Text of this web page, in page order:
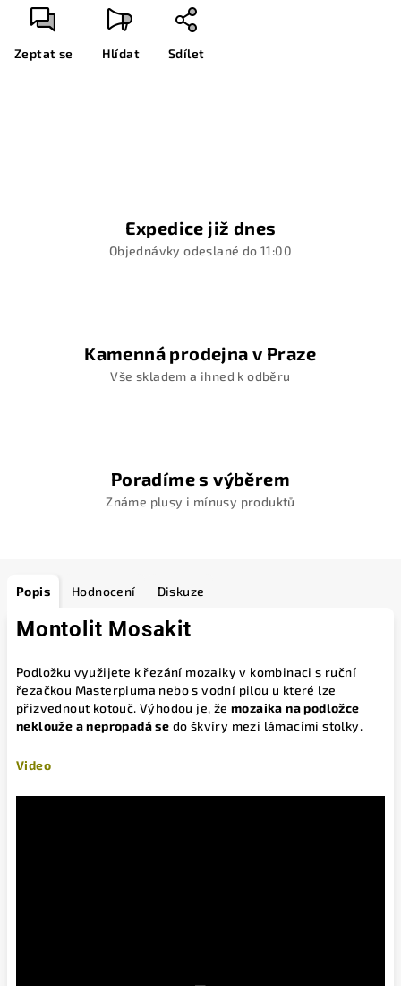
Zeptat se Hlídat Sdílet
Expedice již dnes
Objednávky odeslané do 11:00
Kamenná prodejna v Praze
Vše skladem a ihned k odběru
Poradíme s výběrem
Známe plusy i mínusy produktů
Popis Hodnocení Diskuze
Montolit Mosakit
Podložku využijete k řezání mozaiky v kombinaci s ruční
řezačkou Masterpiuma nebo s vodní pilou u které lze
přizvednout kotouč. Výhodou je, že mozaika na podložce
neklouže a nepropadá se do škvíry mezi lámacími stolky.
Video